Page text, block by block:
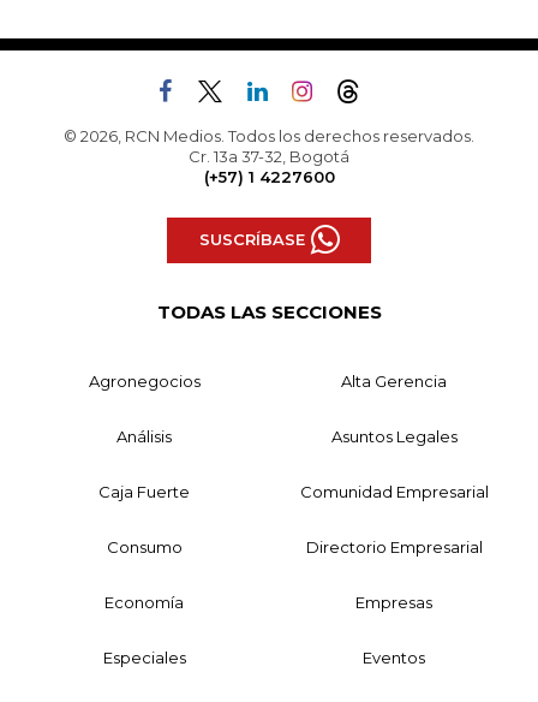
© 2026, RCN Medios. Todos los derechos reservados.
Cr. 13a 37-32, Bogotá
(+57) 1 4227600
SUSCRÍBASE
TODAS LAS SECCIONES
Agronegocios Alta Gerencia
Análisis Asuntos Legales
Caja Fuerte Comunidad Empresarial
Consumo Directorio Empresarial
Economía Empresas
Especiales Eventos